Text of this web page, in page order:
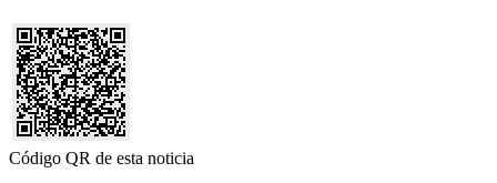
Código QR de esta noticia